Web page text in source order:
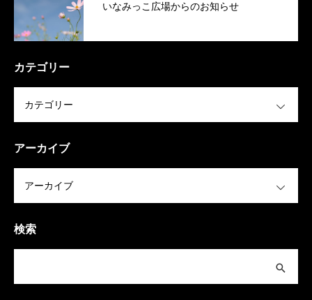
いなみっこ広場からのお知らせ
カテゴリー
アーカイブ
検索